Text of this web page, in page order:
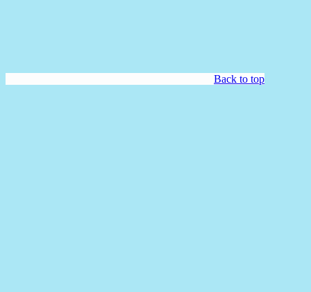
Back to top